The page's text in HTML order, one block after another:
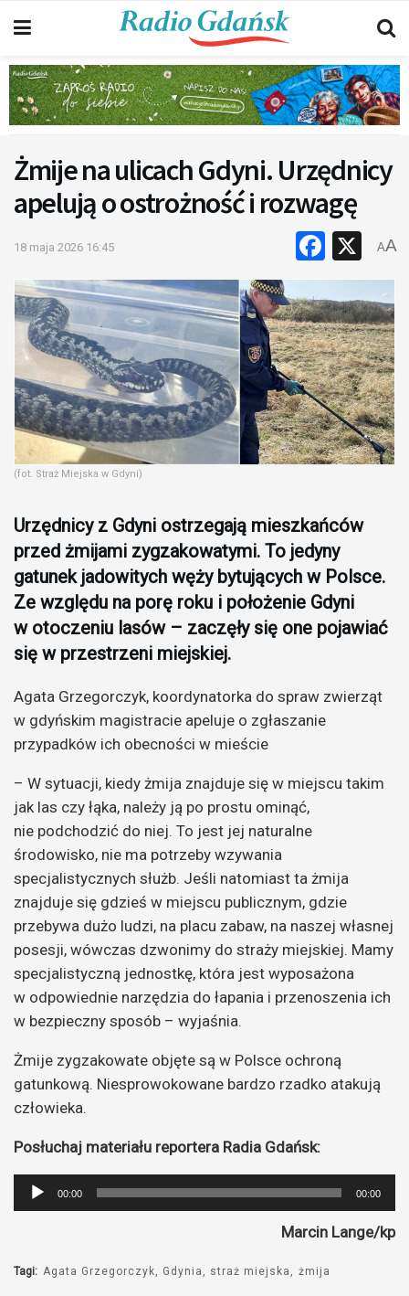
Żmije na ulicach Gdyni. Urzędnicy
apelują o ostrożność i rozwagę
18 maja 2026 16:45 X
AA
(fot. Straż Miejska w Gdyni)
Urzędnicy z Gdyni ostrzegają mieszkańców
przed żmijami zygzakowatymi. To jedyny
gatunek jadowitych węży bytujących w Polsce.
Ze względu na porę roku i położenie Gdyni
w otoczeniu lasów – zaczęły się one pojawiać
się w przestrzeni miejskiej.
Agata Grzegorczyk, koordynatorka do spraw zwierząt
w gdyńskim magistracie apeluje o zgłaszanie
przypadków ich obecności w mieście
– W sytuacji, kiedy żmija znajduje się w miejscu takim
jak las czy łąka, należy ją po prostu ominąć,
nie podchodzić do niej. To jest jej naturalne
środowisko, nie ma potrzeby wzywania
specjalistycznych służb. Jeśli natomiast ta żmija
znajduje się gdzieś w miejscu publicznym, gdzie
przebywa dużo ludzi, na placu zabaw, na naszej własnej
posesji, wówczas dzwonimy do straży miejskiej. Mamy
specjalistyczną jednostkę, która jest wyposażona
w odpowiednie narzędzia do łapania i przenoszenia ich
w bezpieczny sposób – wyjaśnia.
Żmije zygzakowate objęte są w Polsce ochroną
gatunkową. Niesprowokowane bardzo rzadko atakują
człowieka.
Posłuchaj materiału reportera Radia Gdańsk:
Odtwarzacz
plików
00:00 00:00
Marcin Lange/kp
Tagi: Agata Grzegorczyk Gdynia straż miejska żmija